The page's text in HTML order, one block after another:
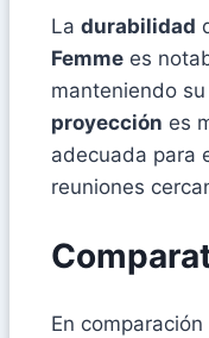
La durabilidad
Femme es
manteniendo
proyección es
adecuada para
reuniones
En